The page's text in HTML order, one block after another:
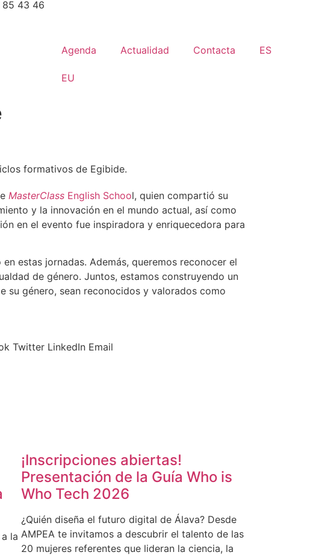
85 43 46
Agenda Actualidad Contacta ES
EU
formativos de Egibide.
MasterClass English School, quien compartió su
y la innovación en el mundo actual, así como
en el evento fue inspiradora y enriquecedora para
estas jornadas. Además, queremos reconocer el
de género. Juntos, estamos construyendo un
género, sean reconocidos y valorados como
Twitter LinkedIn Email
la
¡Inscripciones abiertas!
Presentación de la Guía Who is
Who Tech 2026
¿Quién diseña el futuro digital de Álava? Desde
AMPEA te invitamos a descubrir el talento de las
20 mujeres referentes que lideran la ciencia, la